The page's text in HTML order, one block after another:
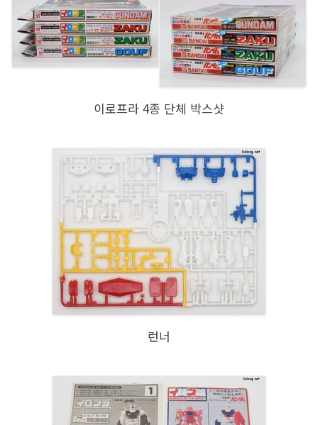
이로프라 4종 단체 박스샷
런너